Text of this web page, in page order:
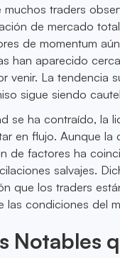
muchos traders
de mercado
de momentum
han aparecido
venir. La tendencia
sigue siendo
se ha contraído, la
en flujo. Aunque la
de factores ha
salvajes.
que los traders
las condiciones del
Notables